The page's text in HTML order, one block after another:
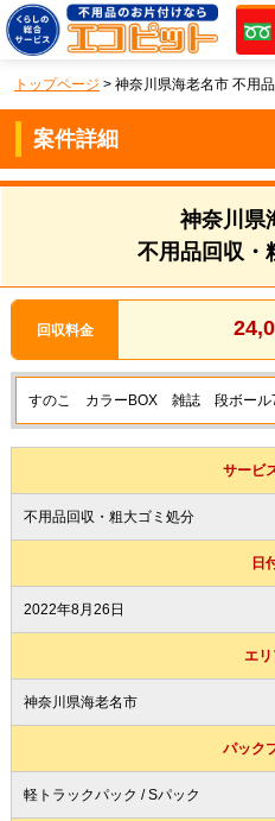
トップページ > 神奈川県海老名市 不用
案件詳細
神奈川県
不用品回収・
回収料金
すのこ カラーBOX 雑誌 段ボー
サービ
不用品回収・粗大ゴミ処分
日
2022年8月26日
エ
神奈川県海老名市
パック
軽トラックパック / Sパック